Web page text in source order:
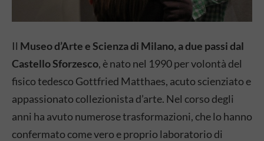
Il Museo d’Arte e Scienza di Milano, a due passi dal
Castello Sforzesco, è nato nel 1990 per volontà del
fisico tedesco Gottfried Matthaes, acuto scienziato e
appassionato collezionista d’arte. Nel corso degli
anni ha avuto numerose trasformazioni, che lo hanno
confermato come vero e proprio laboratorio di